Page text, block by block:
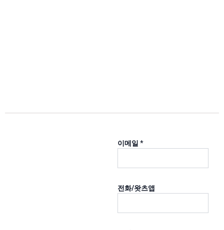
이메일 *
메
전화/왓츠앱